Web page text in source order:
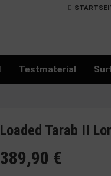
Testmaterial
Loaded Tarab II
389,90 €